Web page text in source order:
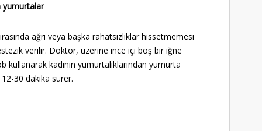
yumurtalar
ağrı veya başka rahatsızlıklar hissetmemesi
verilir. Doktor, üzerine ince içi boş bir iğne
kullanarak kadının yumurtalıklarından yumurta
30 dakika sürer.